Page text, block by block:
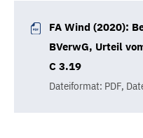
FA Wind (2020):
BVerwG, Urteil
C 3.19
Dateiformat: PDF,